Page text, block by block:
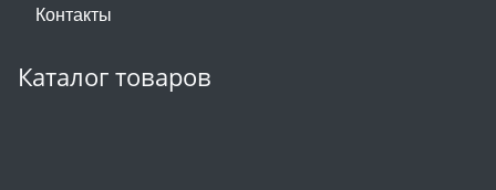
Контакты
Каталог товаров